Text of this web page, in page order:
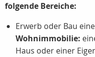
folgende Bereiche:
Erwerb oder Bau
Wohnimmobilie:
Haus oder einer